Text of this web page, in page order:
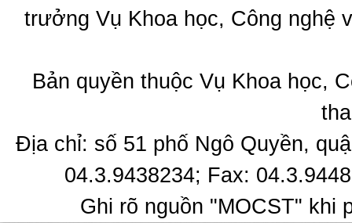
trưởng Vụ Khoa học, Công nghệ
Bản quyền thuộc Vụ Khoa học,
Địa chỉ: số 51 phố Ngô Quyền,
04.3.9438234; Fax:
Ghi rõ nguồn "MOCST" khi